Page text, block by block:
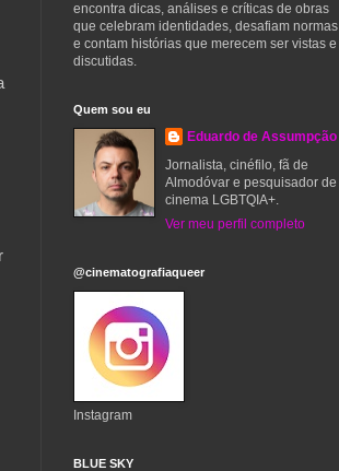
encontra dicas, análises e críticas de obras
que celebram identidades, desafiam normas
e contam histórias que merecem ser vistas e
discutidas.
Quem sou eu
Eduardo de Assumpção
Jornalista, cinéfilo, fã de
Almodóvar e pesquisador de
cinema LGBTQIA+.
Ver meu perfil completo
@cinematografiaqueer
Instagram
BLUE SKY